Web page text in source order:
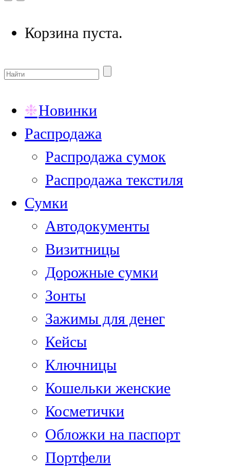
Корзина пуста.
Новинки
Распродажа
Распродажа сумок
Распродажа текстиля
Сумки
Автодокументы
Визитницы
Дорожные сумки
Зонты
Зажимы для денег
Кейсы
Ключницы
Кошельки женские
Косметички
Обложки на паспорт
Портфели